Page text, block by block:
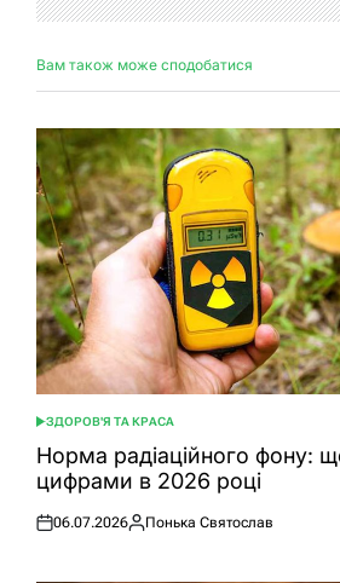
Вам також може сподобатися
ОПУБЛІКУВАТИ
У
ЗДОРОВ'Я ТА КРАСА
Норма радіаційного фону:
цифрами в 2026 році
Оприлюднено
06.07.2026
Опубліковано
Понька Святослав